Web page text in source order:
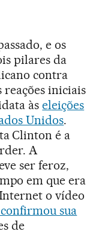
e os
pilares da
contra
reações iniciais
àseleições
Unidos.
Clinton é a
A
ser feroz,
em que era
o vídeo
sua
de